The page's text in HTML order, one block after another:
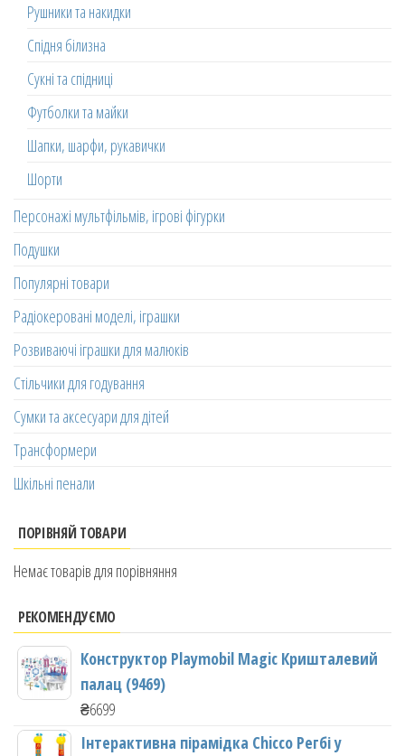
Рушники та накидки
Спідня білизна
Сукні та спідниці
Футболки та майки
Шапки, шарфи, рукавички
Шорти
Персонажі мультфільмів, ігрові фігурки
Подушки
Популярні товари
Радіокеровані моделі, іграшки
Розвиваючі іграшки для малюків
Стільчики для годування
Сумки та аксесуари для дітей
Трансформери
Шкільні пенали
ПОРІВНЯЙ ТОВАРИ
Немає товарів для порівняння
РЕКОМЕНДУЄМО
Конструктор Playmobil Magic Кришталевий
палац (9469)
₴6699
Інтерактивна пірамідка Chicco Регбі у